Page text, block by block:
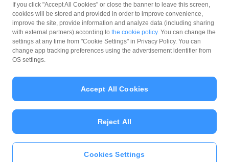
規約
ガイドライン
If you click "Accept All Cookies" or close the banner to leave this screen,
cookies will be stored and provided in order to improve convenience,
improve the site, provide information and analyze data (including sharing
with external partners) according to the cookie policy. You can change the
settings at any time from "Cookie Settings" in Privacy Policy. You can
change app tracking preferences using the advertisement identifier from
OS settings.
Cookies Settings
Reject All
Accept All Cookies